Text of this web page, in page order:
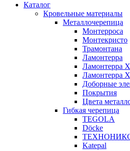
Каталог
Кровельные материалы
Металлочерепица
Монтерроса
Монтекристо
Трамонтана
Ламонтерра
Ламонтерра X
Ламонтерра
Доборные
Покрытия
Цвета
Гибкая черепица
TEGOLA
Döcke
Katepal